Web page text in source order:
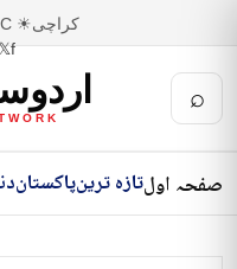
کراچی☀ 32°C
f
⌕
صفحہ اولتازہ ترینپاکستان